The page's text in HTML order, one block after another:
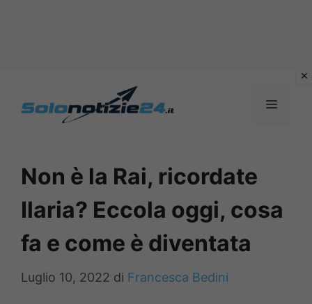
MENU
Non è la Rai, ricordate
Ilaria? Eccola oggi, cosa
fa e come è diventata
Luglio 10, 2022 di Francesca Bedini